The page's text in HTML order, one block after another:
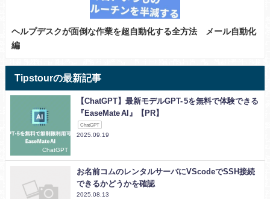
ヘルプデスクが面倒な作業を超自動化する全方法 メール自動化
編
Tipstourの最新記事
ChatGPT
【ChatGPT】最新モデルGPT- 5を無料で体験できる
『EaseMate AI』【PR】
ChatGPT
2025.09.19
お名前コムのレンタルサーバにVScodeでSSH接続
できるかどうかを確認
2025.08.13